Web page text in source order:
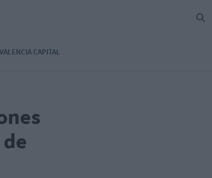
VALENCIA CAPITAL